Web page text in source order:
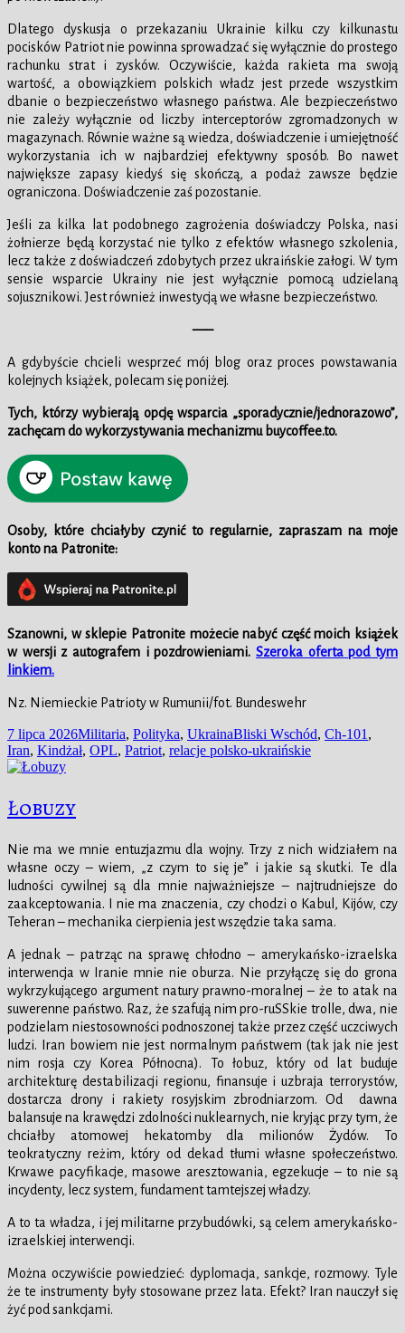
Dlatego dyskusja o przekazaniu Ukrainie kilku czy kilkunastu
pocisków Patriot nie powinna sprowadzać się wyłącznie do prostego
rachunku strat i zysków. Oczywiście, każda rakieta ma swoją
wartość, a obowiązkiem polskich władz jest przede wszystkim
dbanie o bezpieczeństwo własnego państwa. Ale bezpieczeństwo
nie zależy wyłącznie od liczby interceptorów zgromadzonych w
magazynach. Równie ważne są wiedza, doświadczenie i umiejętność
wykorzystania ich w najbardziej efektywny sposób. Bo nawet
największe zapasy kiedyś się skończą, a podaż zawsze będzie
ograniczona. Doświadczenie zaś pozostanie.
Jeśli za kilka lat podobnego zagrożenia doświadczy Polska, nasi
żołnierze będą korzystać nie tylko z efektów własnego szkolenia,
lecz także z doświadczeń zdobytych przez ukraińskie załogi. W tym
sensie wsparcie Ukrainy nie jest wyłącznie pomocą udzielaną
sojusznikowi. Jest również inwestycją we własne bezpieczeństwo.
—–
A gdybyście chcieli wesprzeć mój blog oraz proces powstawania
kolejnych książek, polecam się poniżej.
Tych, którzy wybierają opcję wsparcia „sporadycznie/jednorazowo”,
zachęcam do wykorzystywania mechanizmu buycoffee.to.
Osoby, które chciałyby czynić to regularnie, zapraszam na moje
konto na Patronite:
Szanowni, wsklepie Patronite możecie nabyć część moich książek
w wersji z autografem i pozdrowieniami. Szeroka oferta pod tym
linkiem.
Nz. Niemieckie Patrioty w Rumunii/fot. Bundeswehr
Data
publikacji
7 lipca 2026Kategorie
Militaria, Polityka, UkrainaTagi
Bliski Wschód, Ch-101 ,
Iran, Kindżał, OPL, Patriot, relacje polsko-ukraińskie
Łobuzy
Nie ma we mnie entuzjazmu dla wojny. Trzy z nich widziałem na
własne oczy – wiem, „z czym to się je” i jakie są skutki. Te dla
ludności cywilnej są dla mnie najważniejsze – najtrudniejsze do
zaakceptowania. I nie ma znaczenia, czy chodzi o Kabul, Kijów, czy
Teheran – mechanika cierpienia jest wszędzie taka sama.
A jednak – patrząc na sprawę chłodno – amerykańsko-izraelska
interwencja w Iranie mnie nie oburza. Nie przyłączę się do grona
wykrzykującego argument natury prawno-moralnej – że to atak na
suwerenne państwo. Raz, że szafują nim pro-ruSSkie trolle, dwa, nie
podzielam niestosowności podnoszonej także przez część uczciwych
ludzi. Iran bowiem nie jest normalnym państwem (tak jak nie jest
nim rosja czy Korea Północna). To łobuz, który od lat buduje
architekturę destabilizacji regionu, finansuje i uzbraja terrorystów,
dostarcza drony i rakiety rosyjskim zbrodniarzom. Od dawna
balansuje na krawędzi zdolności nuklearnych, nie kryjąc przy tym, że
chciałby atomowej hekatomby dla milionów Żydów. To
teokratyczny reżim, który od dekad tłumi własne społeczeństwo.
Krwawe pacyfikacje, masowe aresztowania, egzekucje – to nie są
incydenty, lecz system, fundament tamtejszej władzy.
A to ta władza, i jej militarne przybudówki, są celem amerykańsko-
izraelskiej interwencji.
Można oczywiście powiedzieć: dyplomacja, sankcje, rozmowy. Tyle
że te instrumenty były stosowane przez lata. Efekt? Iran nauczył się
żyć pod sankcjami.